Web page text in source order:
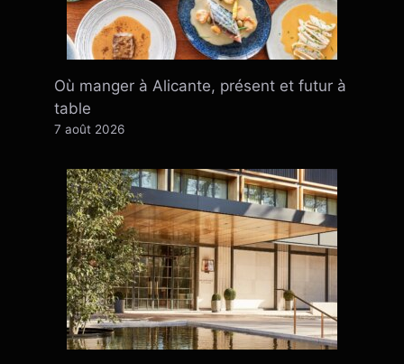
Où manger à Alicante, présent et futur à
table
7 août 2026